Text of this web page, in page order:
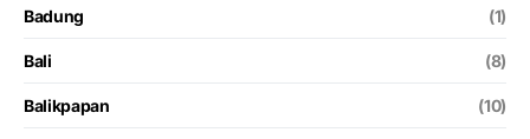
Badung (1)
Bali (8)
Balikpapan (10)